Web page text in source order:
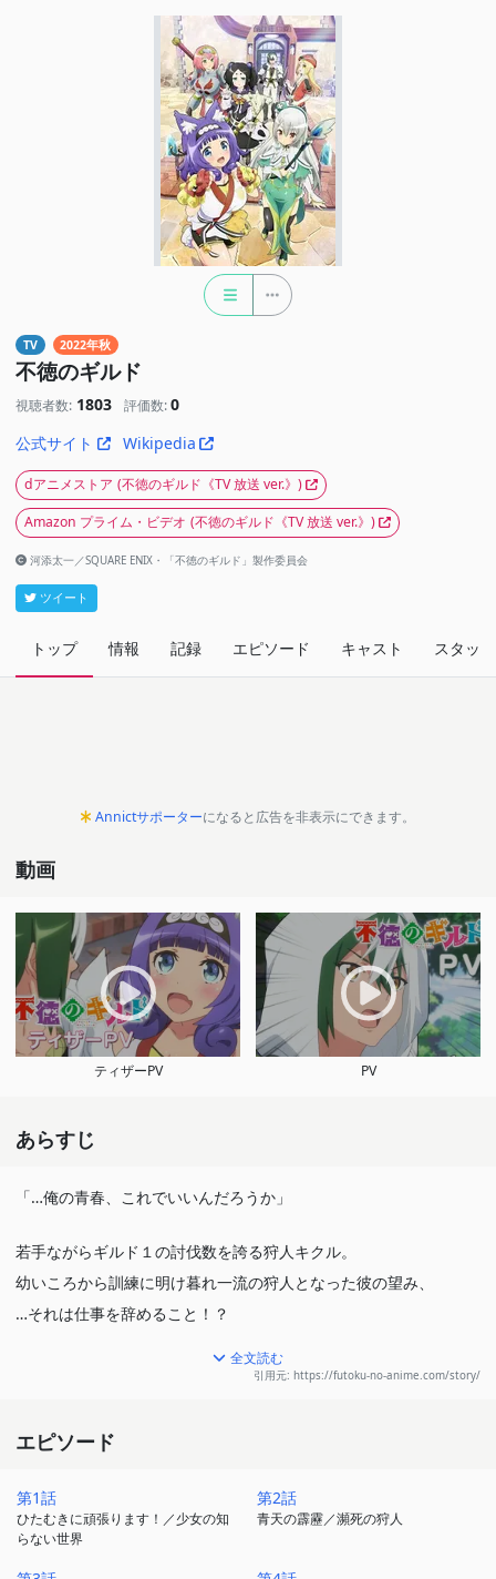
TV 2022年秋
不徳のギルド
視聴者数: 1803 評価数: 0
公式サイト
Wikipedia
dアニメストア (不徳のギルド《TV 放送 ver.》)
Amazon プライム・ビデオ (不徳のギルド《TV 放送 ver.》)
河添太一／SQUARE ENIX・「不徳のギルド」製作委員会
ツイート
トップ 情報 記録 エピソード キャスト スタッフ
Annictサポーターになると広告を非表示にできます。
動画
ティザーPV PV
あらすじ
「…俺の青春、これでいいんだろうか」
若手ながらギルド１の討伐数を誇る狩人キクル。
幼いころから訓練に明け暮れ一流の狩人となった彼の望み、
…それは仕事を辞めること！？
失われた青春の1ページを取り戻すため、
なぜか不道徳なハプニングしか起こらない！！
全文読む
引用元: https://futoku-no-anime.com/story/
エピソード
第1話
ひたむきに頑張ります！／少女の知
らない世界
第2話
青天の霹靂／瀕死の狩人